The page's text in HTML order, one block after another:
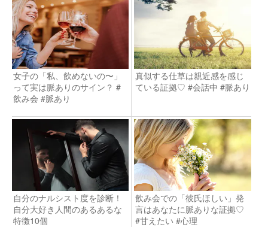
女子の「私、飲めないの〜」
って実は脈ありのサイン？ #
飲み会 #脈あり
真似する仕草は親近感を感じ
ている証拠♡ #会話中 #脈あり
自分のナルシスト度を診断！
自分大好き人間のあるあるな
特徴10個
飲み会での「彼氏ほしい」発
言はあなたに脈ありな証拠♡
#甘えたい #心理